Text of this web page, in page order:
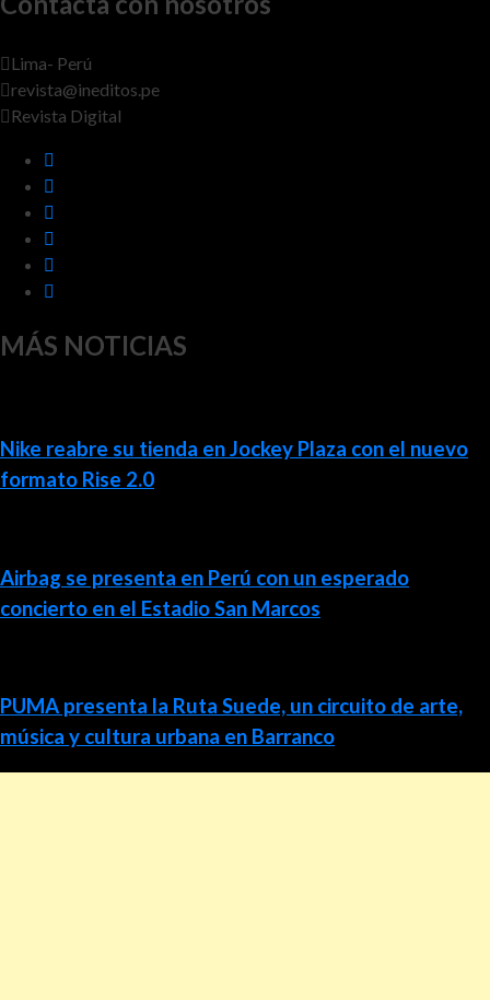
Lima- Perú
revista@ineditos.pe
Revista Digital
MÁS NOTICIAS
Nike reabre su tienda en Jockey Plaza con el nuevo
formato Rise 2.0
Airbag se presenta en Perú con un esperado
concierto en el Estadio San Marcos
PUMA presenta la Ruta Suede, un circuito de arte,
música y cultura urbana en Barranco